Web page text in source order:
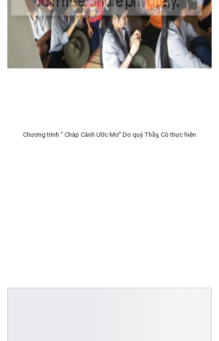
Chương trình ” Chắp Cánh Ước Mơ” Do quý Thầy, Cô thực hiện